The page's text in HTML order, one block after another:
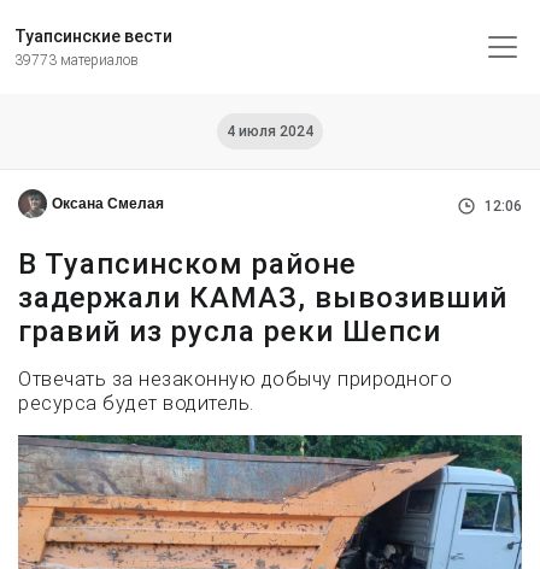
Туапсинские вести
39773 материалов
4 июля 2024
Оксана Смелая 12:06
В Туапсинском районе
задержали КАМАЗ, вывозивший
гравий из русла реки Шепси
Отвечать за незаконную добычу природного
ресурса будет водитель.